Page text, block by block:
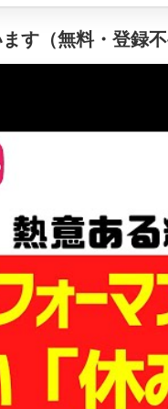
す（無料・登録